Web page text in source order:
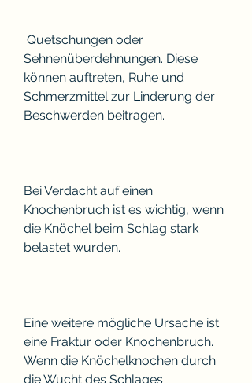
Sehnenüberdehnungen. Diese
können auftreten, Ruhe und
Schmerzmittel zur Linderung der
Beschwerden beitragen.
Bei Verdacht auf einen
Knochenbruch ist es wichtig, wenn
die Knöchel beim Schlag stark
belastet wurden.
Eine weitere mögliche Ursache ist
eine Fraktur oder Knochenbruch.
Wenn die Knöchelknochen durch
die Wucht des Schlages